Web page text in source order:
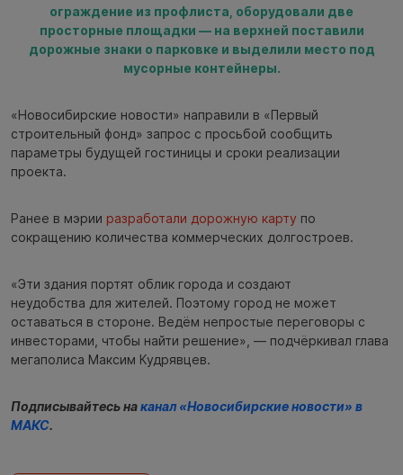
ограждение из профлиста, оборудовали две
просторные площадки — на верхней поставили
дорожные знаки о парковке и выделили место под
мусорные контейнеры.
«Новосибирские новости» направили в «Первый
строительный фонд» запрос с просьбой сообщить
параметры будущей гостиницы и сроки реализации
проекта.
Ранее в мэрии разработали дорожную карту по
сокращению количества коммерческих долгостроев.
«Эти здания портят облик города и создают
неудобства для жителей. Поэтому город не может
оставаться в стороне. Ведём непростые переговоры с
инвесторами, чтобы найти решение», — подчёркивал глава
мегаполиса Максим Кудрявцев.
Подписывайтесь наканал «Новосибирские новости» в
МАКС.